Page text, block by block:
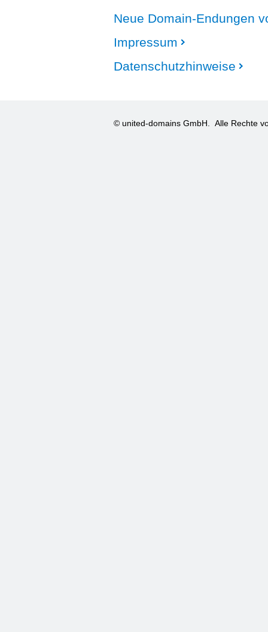
Neue Domain-Endungen
Impressum
Datenschutzhinweise
© united-domains GmbH. Alle Rechte